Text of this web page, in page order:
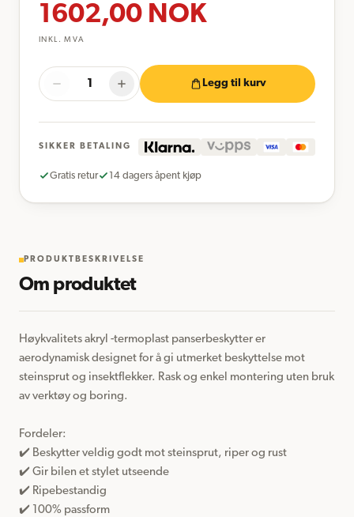
1602,00 NOK
INKL. MVA
Legg til kurv
SIKKER BETALING
Gratis retur 14 dagers åpent kjøp
PRODUKTBESKRIVELSE
Om produktet
Høykvalitets akryl -termoplast panserbeskytter er
aerodynamisk designet for å gi utmerket beskyttelse mot
steinsprut og insektflekker. Rask og enkel montering uten bruk
av verktøy og boring.
Fordeler:
✔️ Beskytter veldig godt mot steinsprut, riper og rust
✔️ Gir bilen et stylet utseende
✔️ Ripebestandig
✔️ 100% passform